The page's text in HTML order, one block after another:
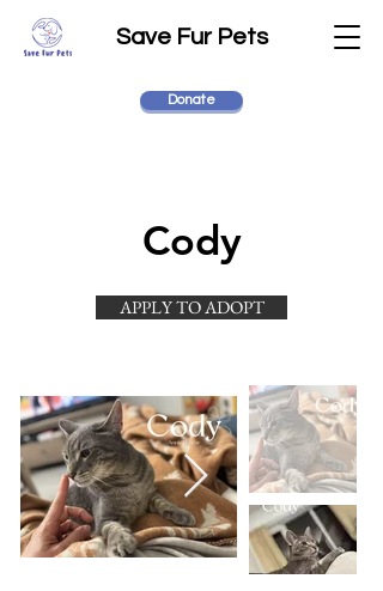
Save Fur Pets
Donate
Cody
APPLY TO ADOPT